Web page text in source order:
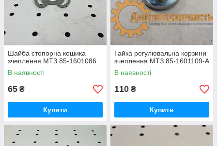
Шайба стопорна кошика
зчеплення МТЗ 85-1601086
В наявності
65 ₴
Купити
Гайка регулювальна корзини
зчеплення МТЗ 85-1601109-А
В наявності
110 ₴
Купити